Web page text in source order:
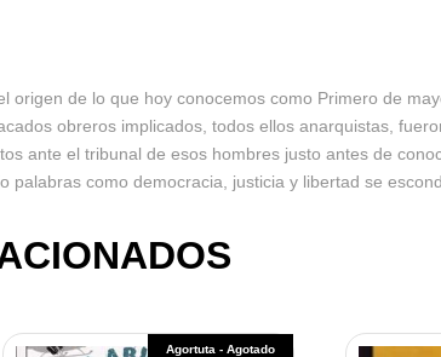
origen de lo que hoy conocemos como Primero de
obreros implicados, todos ellos anarquistas,
ante el tribunal de esos hombres justo antes de
palabras como democracia, justicia y libertad se
Agortuta - Agotado